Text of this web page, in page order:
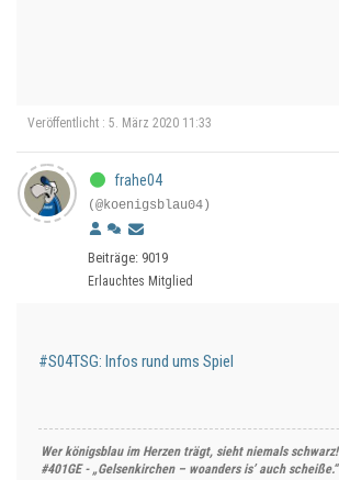
Veröffentlicht : 5. März 2020 11:33
frahe04
(@koenigsblau04)
Beiträge: 9019
Erlauchtes Mitglied
#S04TSG: Infos rund ums Spiel
Wer königsblau im Herzen trägt, sieht niemals schwarz!
#401GE - „Gelsenkirchen – woanders is’ auch scheiße.“